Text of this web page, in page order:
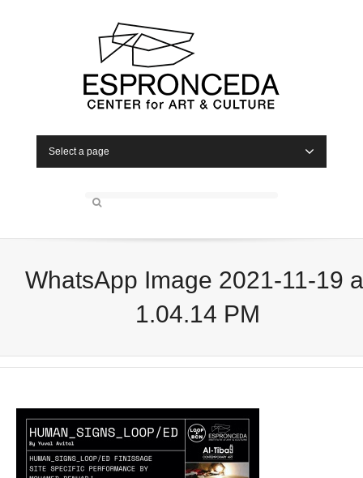
Select a page
WhatsApp Image 2021-11-19
1.04.14 PM